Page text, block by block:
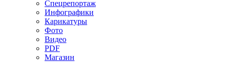
Спецрепортаж
Инфографики
Карикатуры
Фото
Видео
PDF
Магазин